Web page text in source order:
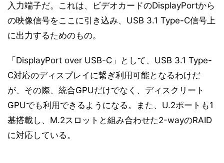
入力端子だ。これは、ビデオカードのDisplayPortから
の映像信号をここに引き込み、USB 3.1 Type-C信号上
に出力するためのもの。
「DisplayPort over USB-C」として、USB 3.1 Type-
C対応のディスプレイに繋ぎ利用可能となるわけだ
が、その際、統合GPUだけでなく、ディスクリート
GPUでも利用できるようになる。また、U.2ポートも1
基搭載し、M.2スロットと組み合わせた2-wayのRAID
に対応している。